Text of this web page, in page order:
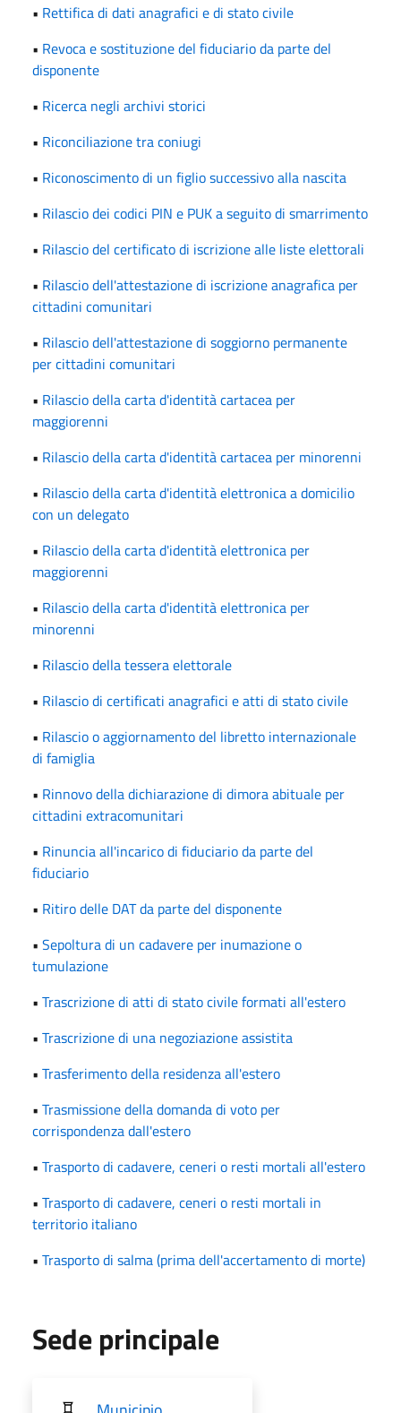
• Rettifica di dati anagrafici e di stato civile
• Revoca e sostituzione del fiduciario da parte del
disponente
• Ricerca negli archivi storici
• Riconciliazione tra coniugi
• Riconoscimento di un figlio successivo alla nascita
• Rilascio dei codici PIN e PUK a seguito di smarrimento
• Rilascio del certificato di iscrizione alle liste elettorali
• Rilascio dell'attestazione di iscrizione anagrafica per
cittadini comunitari
• Rilascio dell'attestazione di soggiorno permanente
per cittadini comunitari
• Rilascio della carta d'identità cartacea per
maggiorenni
• Rilascio della carta d'identità cartacea per minorenni
• Rilascio della carta d'identità elettronica a domicilio
con un delegato
• Rilascio della carta d'identità elettronica per
maggiorenni
• Rilascio della carta d'identità elettronica per
minorenni
• Rilascio della tessera elettorale
• Rilascio di certificati anagrafici e atti di stato civile
• Rilascio o aggiornamento del libretto internazionale
di famiglia
• Rinnovo della dichiarazione di dimora abituale per
cittadini extracomunitari
• Rinuncia all'incarico di fiduciario da parte del
fiduciario
• Ritiro delle DAT da parte del disponente
• Sepoltura di un cadavere per inumazione o
tumulazione
• Trascrizione di atti di stato civile formati all'estero
• Trascrizione di una negoziazione assistita
• Trasferimento della residenza all'estero
• Trasmissione della domanda di voto per
corrispondenza dall'estero
• Trasporto di cadavere, ceneri o resti mortali all'estero
• Trasporto di cadavere, ceneri o resti mortali in
territorio italiano
• Trasporto di salma (prima dell'accertamento di morte)
Sede principale